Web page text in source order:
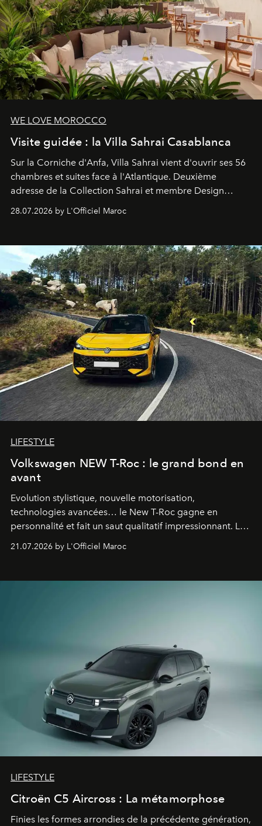
WE LOVE MOROCCO
Visite guidée : la Villa Sahrai Casablanca
Sur la Corniche d'Anfa, Villa Sahrai vient d'ouvrir ses 56
chambres et suites face à l'Atlantique. Deuxième
adresse de la Collection Sahrai et membre Design
Hotels, ce boutique-hôtel cinq étoiles signé Christophe
Pillet promet un lieu de vie complet. On y a déjeuné…
28.07.2026 by L'Officiel Maroc
LIFESTYLE
Volkswagen NEW T-Roc : le grand bond en
avant
Evolution stylistique, nouvelle motorisation,
technologies avancées… le New T-Roc gagne en
personnalité et fait un saut qualitatif impressionnant. Le
constructeur allemand a revu en profondeur son SUV
fétiche pour le rendre plus premium. Et le pari semble
21.07.2026 by L'Officiel Maroc
LIFESTYLE
Citroën C5 Aircross : La métamorphose
Finies les formes arrondies de la précédente génération,